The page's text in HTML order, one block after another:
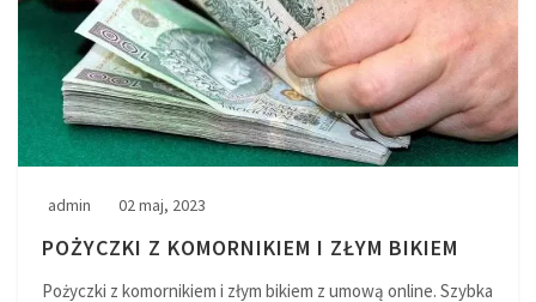
admin 02 maj, 2023
POŻYCZKI Z KOMORNIKIEM I ZŁYM BIKIEM
Pożyczki z komornikiem i złym bikiem z umową online. Szybka